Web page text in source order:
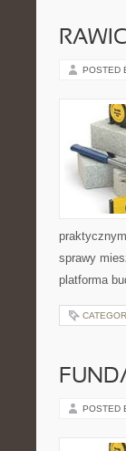
POSTED
sprawy
platforma
POSTED